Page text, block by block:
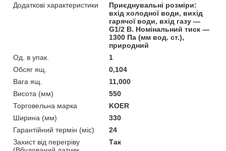
Додаткові характеристики
Приєднувальні розміри:
вхід холодної води, вихід
гарячої води, вхід газу —
G1/2 В. Номінальний тиск —
1300 Па (мм вод. ст.),
природний
Од. в упак.
1
Обсяг ящ.
0,104
Вага ящ.
11,000
Висота (мм)
550
Торговельна марка
KOER
Ширина (мм)
330
Гарантійний термін (міс)
24
Захист від перегріву
Так